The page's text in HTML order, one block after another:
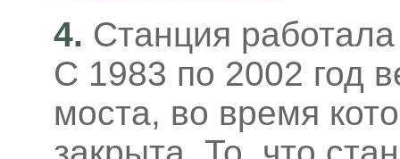
4. Станция
С 1983 по 2002 год
моста, во время